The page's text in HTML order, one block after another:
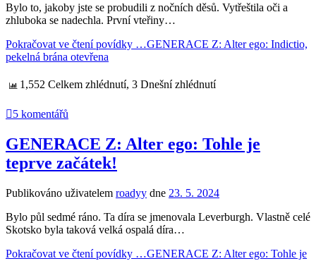
Bylo to, jakoby jste se probudili z nočních děsů. Vytřeštila oči a
zhluboka se nadechla. První vteřiny…
Pokračovat ve čtení povídky …GENERACE Z: Alter ego: Indictio,
pekelná brána otevřena
1,552 Celkem zhlédnutí, 3 Dnešní zhlédnutí
5 komentářů
GENERACE Z: Alter ego: Tohle je
teprve začátek!
Publikováno uživatelem roadyy dne 23. 5. 2024
Bylo půl sedmé ráno. Ta díra se jmenovala Leverburgh. Vlastně celé
Skotsko byla taková velká ospalá díra…
Pokračovat ve čtení povídky …GENERACE Z: Alter ego: Tohle je